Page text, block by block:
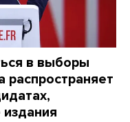
в выборы